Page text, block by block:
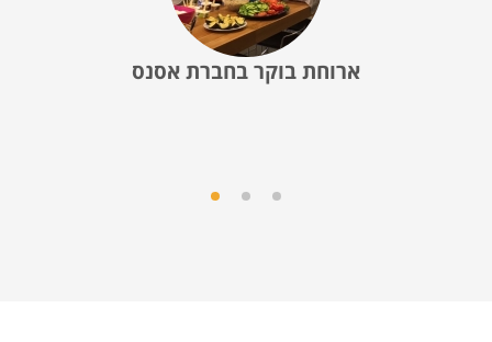
ארוחת בוקר בחברת אסנס